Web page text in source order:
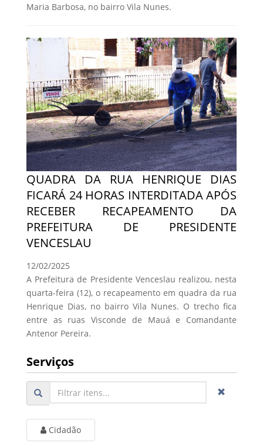
Maria Barbosa, no bairro Vila Nunes.
QUADRA DA RUA HENRIQUE DIAS
FICARÁ 24 HORAS INTERDITADA APÓS
RECEBER RECAPEAMENTO DA
PREFEITURA DE PRESIDENTE
VENCESLAU
12/02/2025
A Prefeitura de Presidente Venceslau realizou, nesta
quarta-feira (12), o recapeamento em quadra da rua
Henrique Dias, no bairro Vila Nunes. O trecho fica
entre as ruas Visconde de Mauá e Comandante
Antenor Pereira.
Serviços
Cidadão